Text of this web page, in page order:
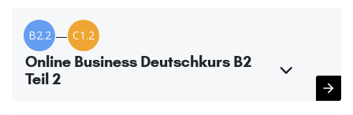
B2.2 — C1.2
Online Business Deutschkurs B2
Teil 2